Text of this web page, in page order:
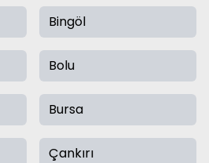
Bingöl
Bolu
Bursa
Çankırı